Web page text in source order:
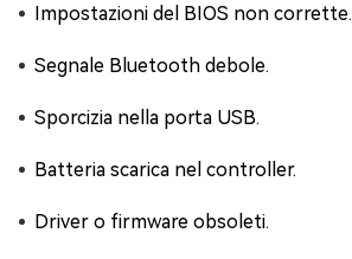
Impostazioni del BIOS non corrette.
Segnale Bluetooth debole.
Sporcizia nella porta USB.
Batteria scarica nel controller.
Driver o firmware obsoleti.